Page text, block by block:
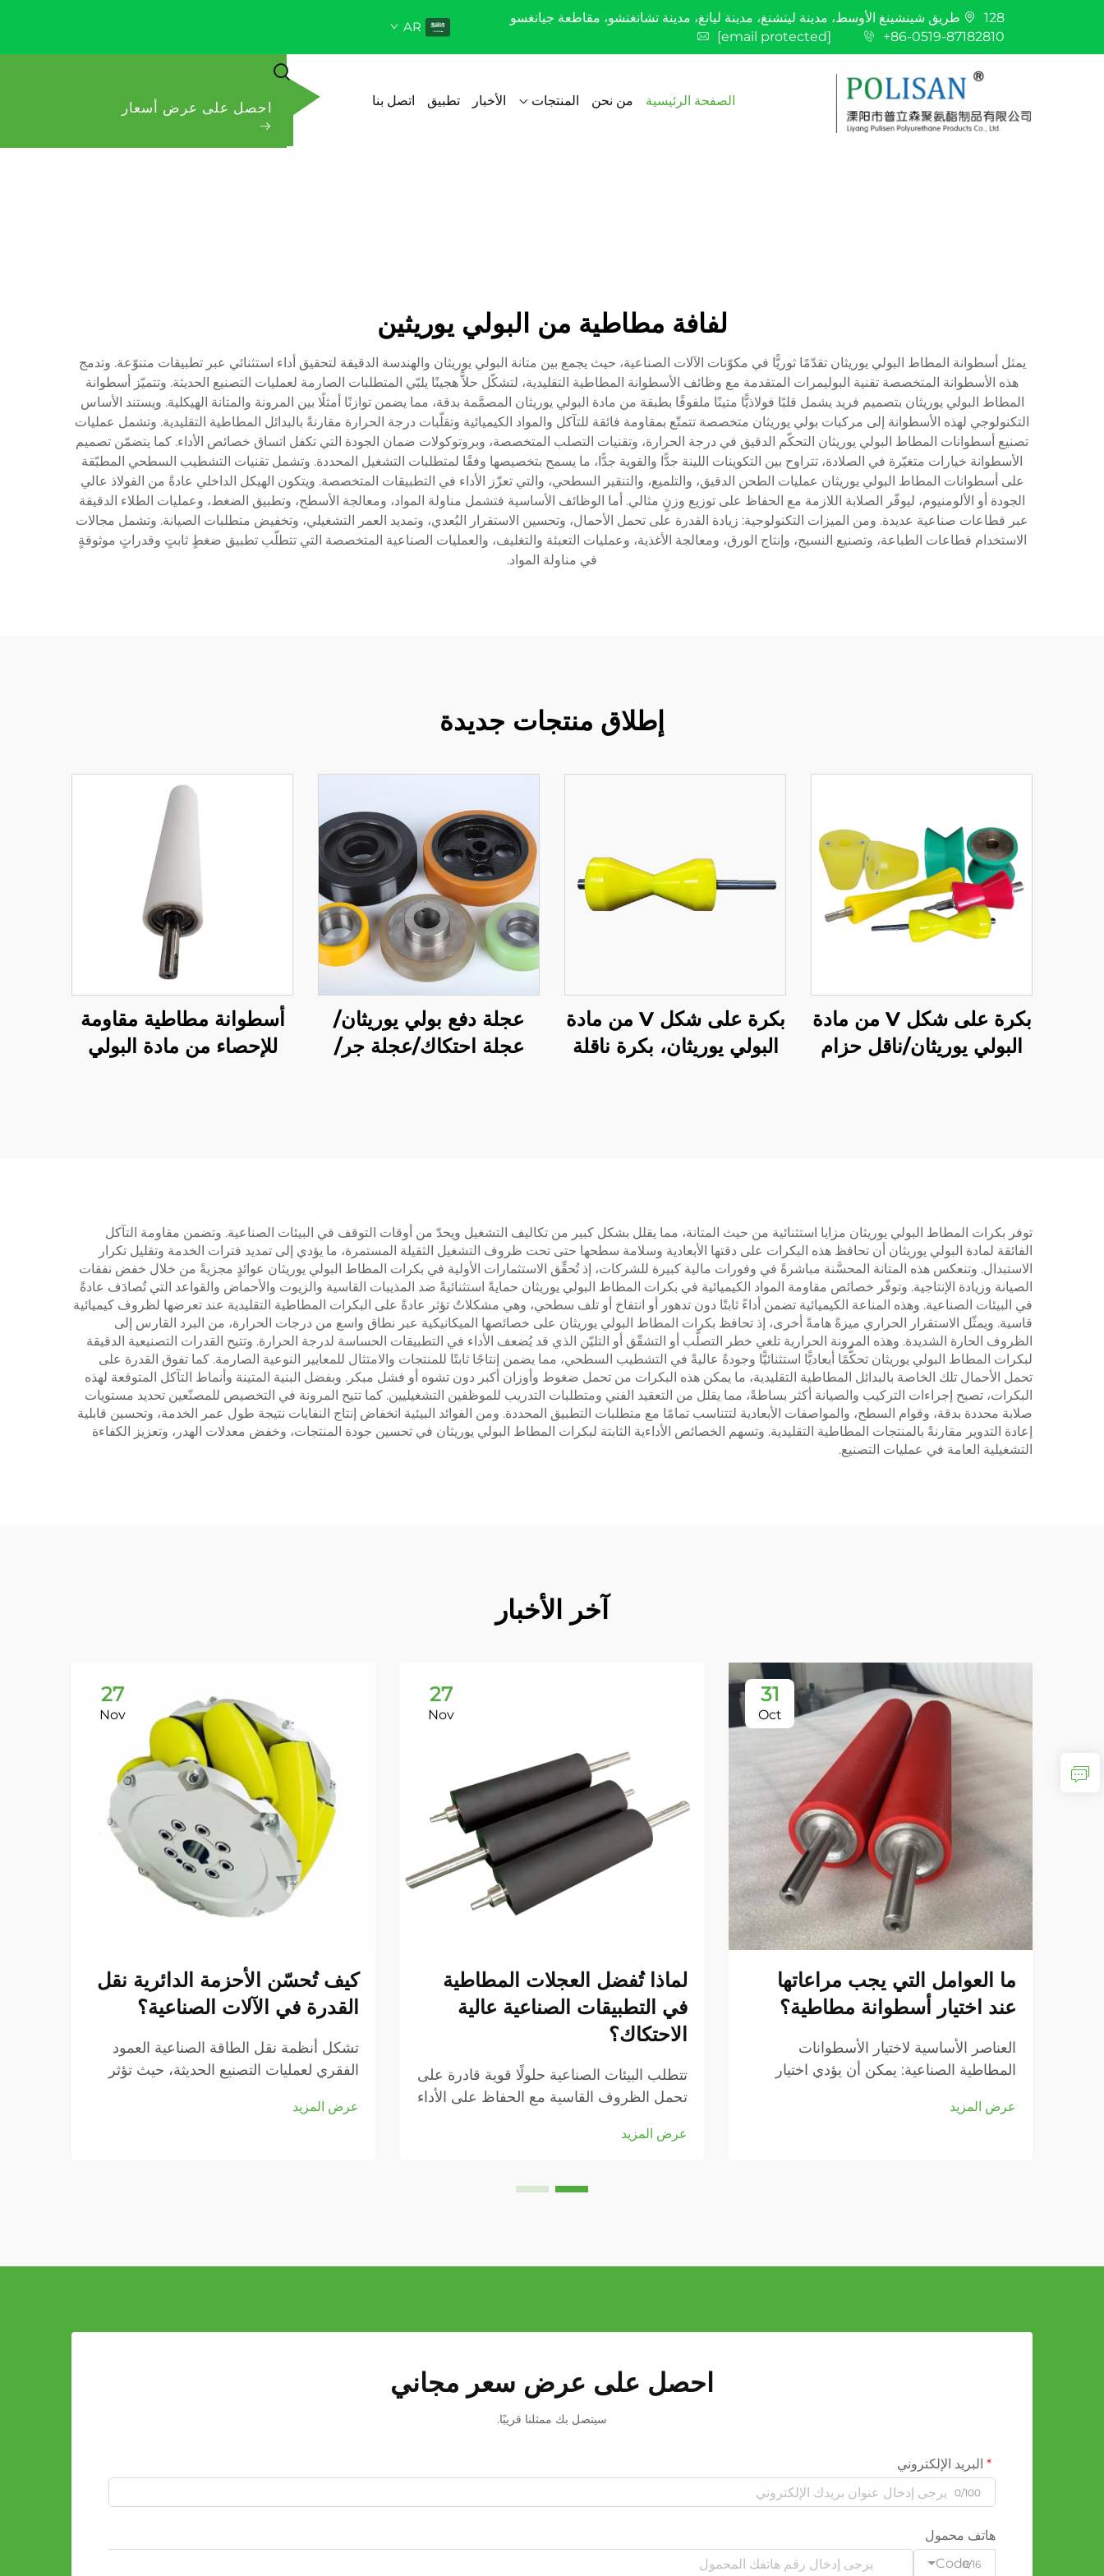
128 طريق شينشينغ الأوسط، مدينة ليتشنغ، مدينة ليانغ، مدينة تشانغتشو، مقاطعة جيانغسو
+86-0519-87182810
[email protected]
AR
الصفحة الرئيسية من نحن المنتجات الأخبار تطبيق اتصل بنا احصل على عرض أسعار
لفافة مطاطية من البولي يوريثين
يمثل أسطوانة المطاط البولي يوريثان تقدّمًا ثوريًّا في مكوّنات الآلات الصناعية، حيث يجمع بين متانة البولي يوريثان والهندسة الدقيقة لتحقيق أداء استثنائي عبر تطبيقات متنوّعة. وتدمج
هذه الأسطوانة المتخصصة تقنية البوليمرات المتقدمة مع وظائف الأسطوانة المطاطية التقليدية، لتشكّل حلاًّ هجينًا يلبّي المتطلبات الصارمة لعمليات التصنيع الحديثة. وتتميّز أسطوانة
المطاط البولي يوريثان بتصميم فريد يشمل قلبًا فولاذيًّا متينًا ملفوفًا بطبقة من مادة البولي يوريثان المصمَّمة بدقة، مما يضمن توازنًا أمثلًا بين المرونة والمتانة الهيكلية. ويستند الأساس
التكنولوجي لهذه الأسطوانة إلى مركبات بولي يوريثان متخصصة تتمتّع بمقاومة فائقة للتآكل والمواد الكيميائية وتقلّبات درجة الحرارة مقارنةً بالبدائل المطاطية التقليدية. وتشمل عمليات
تصنيع أسطوانات المطاط البولي يوريثان التحكّم الدقيق في درجة الحرارة، وتقنيات التصلب المتخصصة، وبروتوكولات ضمان الجودة التي تكفل اتساق خصائص الأداء. كما يتضمّن تصميم
الأسطوانة خيارات متغيّرة في الصلادة، تتراوح بين التكوينات اللينة جدًّا والقوية جدًّا، ما يسمح بتخصيصها وفقًا لمتطلبات التشغيل المحددة. وتشمل تقنيات التشطيب السطحي المطبّقة
على أسطوانات المطاط البولي يوريثان عمليات الطحن الدقيق، والتلميع، والتنقير السطحي، والتي تعزّز الأداء في التطبيقات المتخصصة. ويتكون الهيكل الداخلي عادةً من الفولاذ عالي
الجودة أو الألومنيوم، ليوفّر الصلابة اللازمة مع الحفاظ على توزيع وزنٍ مثالي. أما الوظائف الأساسية فتشمل مناولة المواد، ومعالجة الأسطح، وتطبيق الضغط، وعمليات الطلاء الدقيقة
عبر قطاعات صناعية عديدة. ومن الميزات التكنولوجية: زيادة القدرة على تحمل الأحمال، وتحسين الاستقرار البُعدي، وتمديد العمر التشغيلي، وتخفيض متطلبات الصيانة. وتشمل مجالات
الاستخدام قطاعات الطباعة، وتصنيع النسيج، وإنتاج الورق، ومعالجة الأغذية، وعمليات التعبئة والتغليف، والعمليات الصناعية المتخصصة التي تتطلّب تطبيق ضغطٍ ثابتٍ وقدراتٍ موثوقةٍ
في مناولة المواد.
إطلاق منتجات جديدة
بكرة على شكل V من مادة
البولي يوريثان/ناقل حزام
بكرة على شكل V من مادة
البولي يوريثان، بكرة ناقلة
عجلة دفع بولي يوريثان/
عجلة احتكاك/عجلة جر/
أسطوانة مطاطية مقاومة
للإحصاء من مادة البولي
توفر بكرات المطاط البولي يوريثان مزايا استثنائية من حيث المتانة، مما يقلل بشكل كبير من تكاليف التشغيل ويحدّ من أوقات التوقف في البيئات الصناعية. وتضمن مقاومة التآكل
الفائقة لمادة البولي يوريثان أن تحافظ هذه البكرات على دقتها الأبعادية وسلامة سطحها حتى تحت ظروف التشغيل الثقيلة المستمرة، ما يؤدي إلى تمديد فترات الخدمة وتقليل تكرار
الاستبدال. وتنعكس هذه المتانة المحسَّنة مباشرةً في وفورات مالية كبيرة للشركات، إذ تُحقِّق الاستثمارات الأولية في بكرات المطاط البولي يوريثان عوائدٍ مجزيةً من خلال خفض نفقات
الصيانة وزيادة الإنتاجية. وتوفّر خصائص مقاومة المواد الكيميائية في بكرات المطاط البولي يوريثان حمايةً استثنائيةً ضد المذيبات القاسية والزيوت والأحماض والقواعد التي تُصادَف عادةً
في البيئات الصناعية. وهذه المناعة الكيميائية تضمن أداءً ثابتًا دون تدهور أو انتفاخ أو تلف سطحي، وهي مشكلاتٌ تؤثر عادةً على البكرات المطاطية التقليدية عند تعرضها لظروف كيميائية
قاسية. ويمثّل الاستقرار الحراري ميزةً هامةً أخرى، إذ تحافظ بكرات المطاط البولي يوريثان على خصائصها الميكانيكية عبر نطاق واسع من درجات الحرارة، من البرد القارس إلى
الظروف الحارة الشديدة. وهذه المرونة الحرارية تلغي خطر التصلّب أو التشقّق أو التليّن الذي قد يُضعف الأداء في التطبيقات الحساسة لدرجة الحرارة. وتتيح القدرات التصنيعية الدقيقة
لبكرات المطاط البولي يوريثان تحكُّمًا أبعاديًّا استثنائيًّا وجودةً عاليةً في التشطيب السطحي، مما يضمن إنتاجًا ثابتًا للمنتجات والامتثال للمعايير النوعية الصارمة. كما تفوق القدرة على
تحمل الأحمال تلك الخاصة بالبدائل المطاطية التقليدية، ما يمكن هذه البكرات من تحمل ضغوط وأوزان أكبر دون تشوه أو فشل مبكر. وبفضل البنية المتينة وأنماط التآكل المتوقعة لهذه
البكرات، تصبح إجراءات التركيب والصيانة أكثر بساطةً، مما يقلل من التعقيد الفني ومتطلبات التدريب للموظفين التشغيليين. كما تتيح المرونة في التخصيص للمصنّعين تحديد مستويات
صلابة محددة بدقة، وقوام السطح، والمواصفات الأبعادية لتتناسب تمامًا مع متطلبات التطبيق المحددة. ومن الفوائد البيئية انخفاض إنتاج النفايات نتيجة طول عمر الخدمة، وتحسين قابلية
إعادة التدوير مقارنةً بالمنتجات المطاطية التقليدية. وتسهم الخصائص الأداءية الثابتة لبكرات المطاط البولي يوريثان في تحسين جودة المنتجات، وخفض معدلات الهدر، وتعزيز الكفاءة
التشغيلية العامة في عمليات التصنيع.
آخر الأخبار
31
Oct
ما العوامل التي يجب مراعاتها
عند اختيار أسطوانة مطاطية؟
العناصر الأساسية لاختيار الأسطوانات
المطاطية الصناعية: يمكن أن يؤدي اختيار
الصناعي إلى تأثير كبير على كفاءة عملياتك
عرض المزيد
27
Nov
لماذا تُفضل العجلات المطاطية
في التطبيقات الصناعية عالية
الاحتكاك؟
تتطلب البيئات الصناعية حلولًا قوية قادرة على
تحمل الظروف القاسية مع الحفاظ على الأداء
الناقلات، والتطبيقات الثقيلة، تصبح اختيار
عرض المزيد
27
Nov
كيف تُحسّن الأحزمة الدائرية نقل
القدرة في الآلات الصناعية؟
تشكل أنظمة نقل الطاقة الصناعية العمود
الفقري لعمليات التصنيع الحديثة، حيث تؤثر
الإنتاج. ومن بين مكونات النقل المختلفة
عرض المزيد
احصل على عرض سعر مجاني
سيتصل بك ممثلنا قريبًا.
البريد الإلكتروني
0/100
هاتف محمول
Code0/16